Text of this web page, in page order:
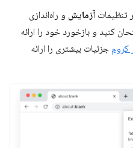
تنظیمات آزمایش و راه‌اندازی
کنید و بازخورد خود را ارائه
کروم جزئیات بیشتری را ارائه